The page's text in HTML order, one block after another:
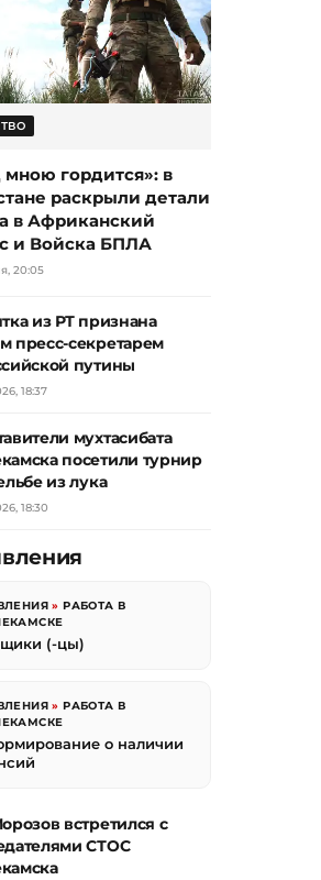
мною гордится»: в
раскрыли детали
в Африканский
и Войска БПЛА
20:05
из РТ признана
пресс-секретарем
путины
18:37
мухтасибата
посетили турнир
из лука
18:30
»РАБОТА В
(-цы)
»РАБОТА В
о наличии
встретился с
СТОС